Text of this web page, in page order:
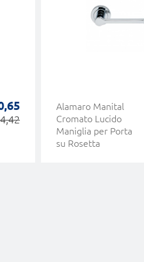
Alamaro Manital
Cromato Lucido
Maniglia per Porta
su Rosetta